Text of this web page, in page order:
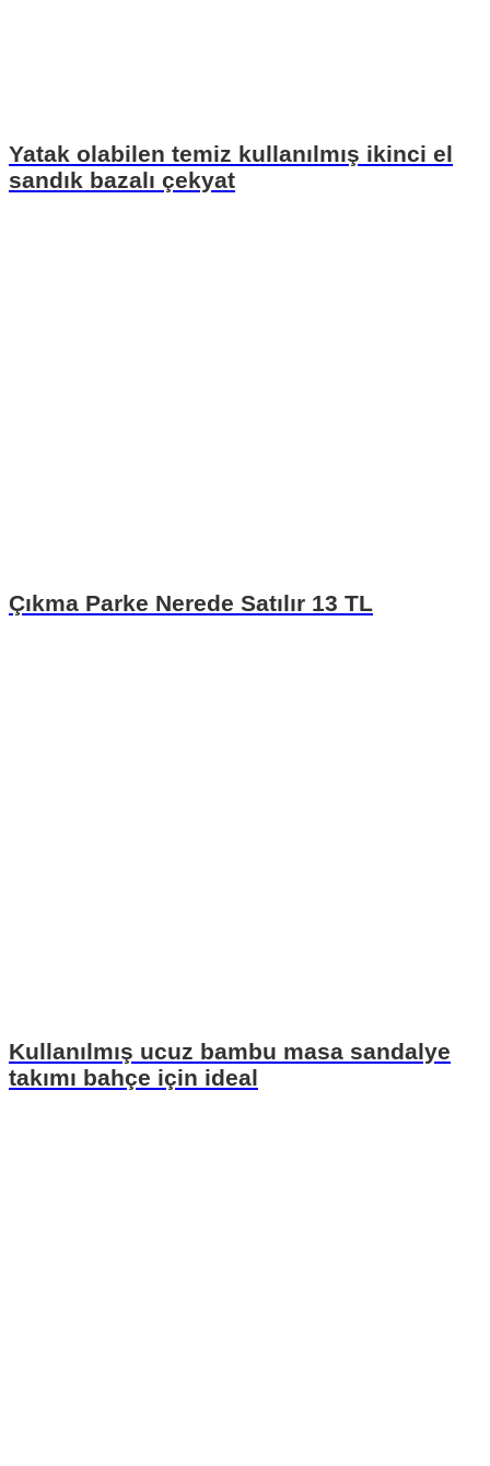
Yatak olabilen temiz kullanılmış ikinci el
sandık bazalı çekyat
Çıkma Parke Nerede Satılır 13 TL
Kullanılmış ucuz bambu masa sandalye
takımı bahçe için ideal